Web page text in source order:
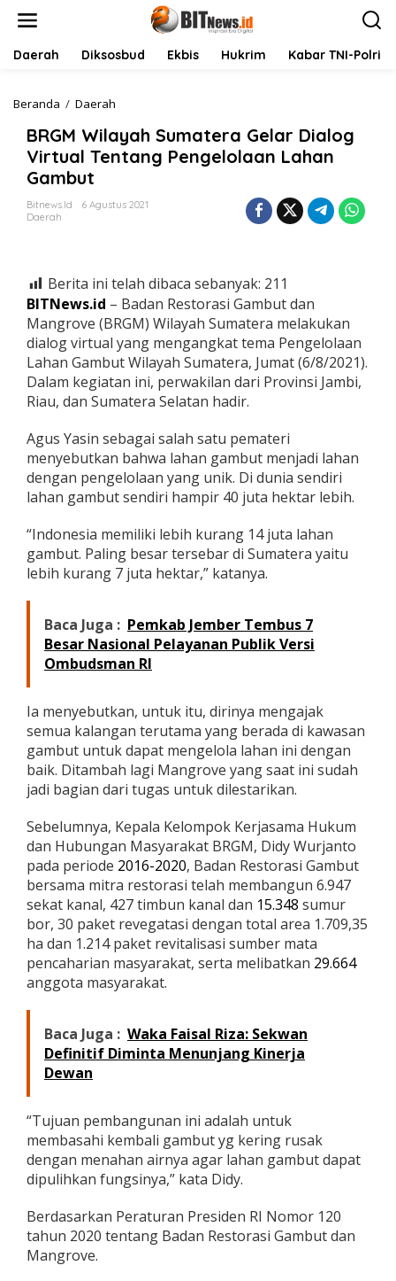
Daerah Diksosbud Ekbis Hukrim Kabar TNI-Polri
Beranda / Daerah
G
M
W
l
S
u
m
a
t
e
a
G
l
a
D
i
l
o
g
V
t
u
a
e
n
t
a
n
g
e
n
g
e
l
o
a
a
n
L
a
a
n
G
u
t
BRGM Wilayah Sumatera Gelar Dialog
Virtual Tentang Pengelolaan Lahan
Gambut
Bitnews.id
6 Agustus 2021
Daerah
Berita ini telah dibaca sebanyak: 211
BITNews.id – Badan Restorasi Gambut dan
Mangrove (BRGM) Wilayah Sumatera melakukan
dialog virtual yang mengangkat tema Pengelolaan
Lahan Gambut Wilayah Sumatera, Jumat (6/8/2021).
Dalam kegiatan ini, perwakilan dari Provinsi Jambi,
Riau, dan Sumatera Selatan hadir.
Agus Yasin sebagai salah satu pemateri
menyebutkan bahwa lahan gambut menjadi lahan
dengan pengelolaan yang unik. Di dunia sendiri
lahan gambut sendiri hampir 40 juta hektar lebih.
“Indonesia memiliki lebih kurang 14 juta lahan
gambut. Paling besar tersebar di Sumatera yaitu
lebih kurang 7 juta hektar,” katanya.
Baca Juga : Pemkab Jember Tembus 7
Besar Nasional Pelayanan Publik Versi
Ombudsman RI
Ia menyebutkan, untuk itu, dirinya mengajak
semua kalangan terutama yang berada di kawasan
gambut untuk dapat mengelola lahan ini dengan
baik. Ditambah lagi Mangrove yang saat ini sudah
jadi bagian dari tugas untuk dilestarikan.
Sebelumnya, Kepala Kelompok Kerjasama Hukum
dan Hubungan Masyarakat BRGM, Didy Wurjanto
pada periode 2016-2020, Badan Restorasi Gambut
bersama mitra restorasi telah membangun 6.947
sekat kanal, 427 timbun kanal dan 15.348 sumur
bor, 30 paket revegatasi dengan total area 1.709,35
ha dan 1.214 paket revitalisasi sumber mata
pencaharian masyarakat, serta melibatkan 29.664
anggota masyarakat.
Baca Juga : Waka Faisal Riza: Sekwan
Definitif Diminta Menunjang Kinerja
Dewan
“Tujuan pembangunan ini adalah untuk
membasahi kembali gambut yg kering rusak
dengan menahan airnya agar lahan gambut dapat
dipulihkan fungsinya,” kata Didy.
Berdasarkan Peraturan Presiden RI Nomor 120
tahun 2020 tentang Badan Restorasi Gambut dan
Mangrove.